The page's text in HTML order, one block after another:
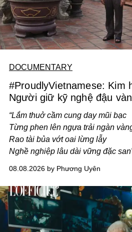
DOCUMENTARY
#ProudlyVietnamese: Kim
Người giữ kỹ nghệ đậu
“Lắm thuở cầm cung day mũi bạc
Từng phen lên ngựa trải ngàn
Rao tài bủa vớt oai lừng lẫy
Nghề nghiệp lâu dài vững đặc
08.08.2026 by Phương Uyên